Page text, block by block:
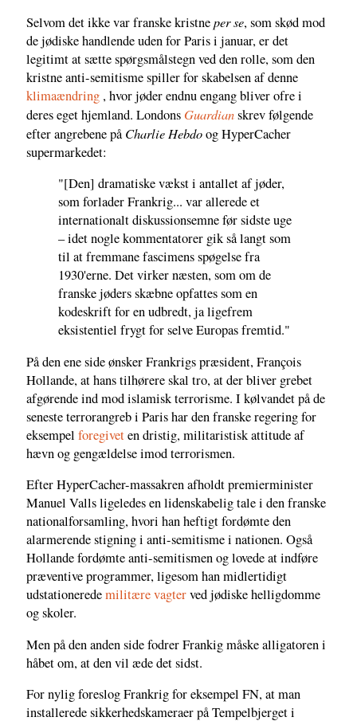
Selvom det ikke var franske kristneper se, som skød mod
de jødiske handlende uden for Paris i januar, er det
legitimt at sætte spørgsmålstegn ved den rolle, som den
kristne anti-semitisme spiller for skabelsen af denne
klimaændring , hvor jøder endnu engang bliver ofre i
deres eget hjemland. LondonsGuardianskrev følgende
efter angrebene på Charlie Hebdoog HyperCacher
supermarkedet:
"[Den] dramatiske vækst i antallet af jøder,
som forlader Frankrig... var allerede et
internationalt diskussionsemne før sidste uge
– idet nogle kommentatorer gik så langt som
til at fremmane fascimens spøgelse fra
1930'erne. Det virker næsten, som om de
franske jøders skæbne opfattes som en
kodeskrift for en udbredt, ja ligefrem
eksistentiel frygt for selve Europas fremtid."
På den ene side ønsker Frankrigs præsident, François
Hollande, at hans tilhørere skal tro, at der bliver grebet
afgørende ind mod islamisk terrorisme. I kølvandet på de
seneste terrorangreb i Paris har den franske regering for
eksempel foregiveten dristig, militaristisk attitude af
hævn og gengældelse imod terrorismen.
Efter HyperCacher-massakren afholdt premierminister
Manuel Valls ligeledes en lidenskabelig tale i den franske
nationalforsamling, hvori han heftigt fordømte den
alarmerende stigning i anti-semitisme i nationen. Også
Hollande fordømte anti-semitismen og lovede at indføre
præventive programmer, ligesom han midlertidigt
udstationeredemilitære vagterved jødiske helligdomme
og skoler.
Men på den anden side fodrer Frankig måske alligatoren i
håbet om, at den vil æde det sidst.
For nylig foreslog Frankrig for eksempel FN, at man
installerede sikkerhedskameraer på Tempelbjerget i